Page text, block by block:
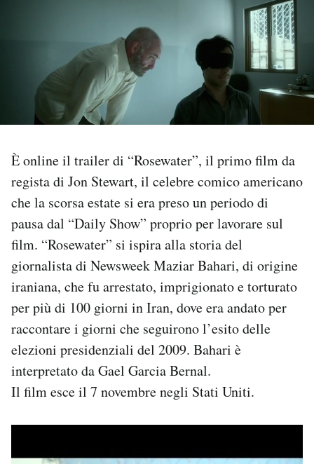
Mondiali calcio 2026
PODCAST
NEWSLETTER
I MIEI PREFERITI
SHOP
AREA PERSONALE
Area Personale
Newsletter
Notifiche mobile
Regala il Post
Esci
È online il trailer di “Rosewater”, il primo film da
regista di Jon Stewart, il celebre comico americano
che la scorsa estate si era preso un periodo di
pausa dal “Daily Show” proprio per lavorare sul
film. “Rosewater” si ispira alla storia del
giornalista di Newsweek Maziar Bahari, di origine
iraniana, che fu arrestato, imprigionato e torturato
per più di 100 giorni in Iran, dove era andato per
raccontare i giorni che seguirono l’esito delle
elezioni presidenziali del 2009. Bahari è
interpretato da Gael Garcia Bernal.
Il film esce il 7 novembre negli Stati Uniti.